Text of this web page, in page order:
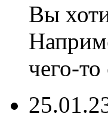
Вы
чего-